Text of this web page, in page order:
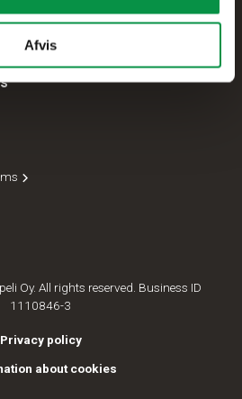
Afvis
Oy. All rights reserved. Business ID
1110846-3
Privacy policy
about cookies